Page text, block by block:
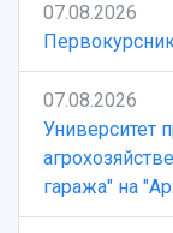
Сведения об
07.08.2026
07.08.2026
Университет
гаража" на